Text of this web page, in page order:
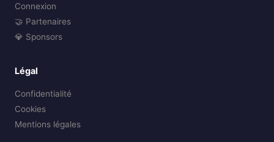
Connexion
🤝 Partenaires
💎 Sponsors
Légal
Confidentialité
Cookies
Mentions légales